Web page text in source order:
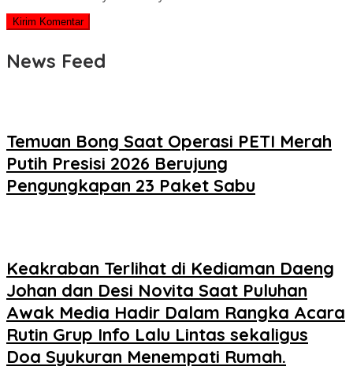
News Feed
Temuan Bong Saat Operasi PETI Merah
Putih Presisi 2026 Berujung
Pengungkapan 23 Paket Sabu
Keakraban Terlihat di Kediaman Daeng
Johan dan Desi Novita Saat Puluhan
Awak Media Hadir Dalam Rangka Acara
Rutin Grup Info Lalu Lintas sekaligus
Doa Syukuran Menempati Rumah.